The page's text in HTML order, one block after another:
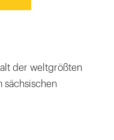
der weltgrößten
sächsischen